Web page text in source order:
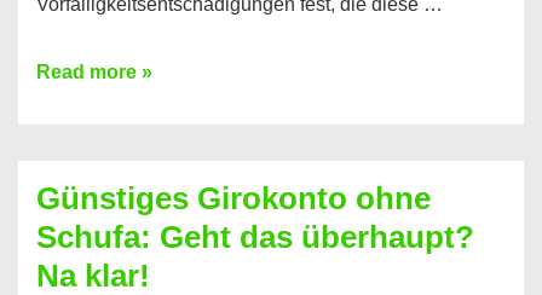
Vorfälligkeitsentschädigungen fest, die diese …
Kredit
dabei
profitieren
–
Read more »
Günstiges Girokonto ohne
Schufa: Geht das überhaupt?
Na klar!